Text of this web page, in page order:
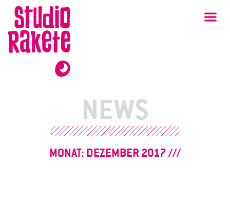
Zum
Inhalt
Studio
Rakete
NEWS
MONAT: DEZEMBER 2017